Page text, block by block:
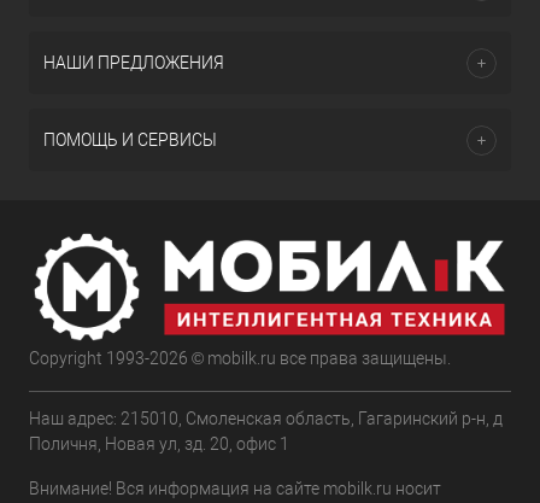
НАШИ ПРЕДЛОЖЕНИЯ
ПОМОЩЬ И СЕРВИСЫ
Copyright 1993-2026 © mobilk.ru все права защищены.
Наш адрес: 215010, Смоленская область, Гагаринский р-н, д
Поличня, Новая ул, зд. 20, офис 1
Внимание! Вся информация на сайте mobilk.ru носит